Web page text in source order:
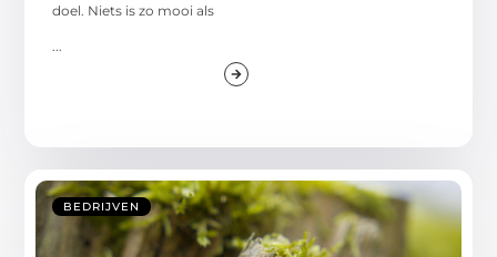
doel. Niets is zo mooi als
...
BEDRIJVEN